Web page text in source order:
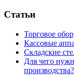
Статьи
Торговое
Кассовые
Складские
Для чего
производства?